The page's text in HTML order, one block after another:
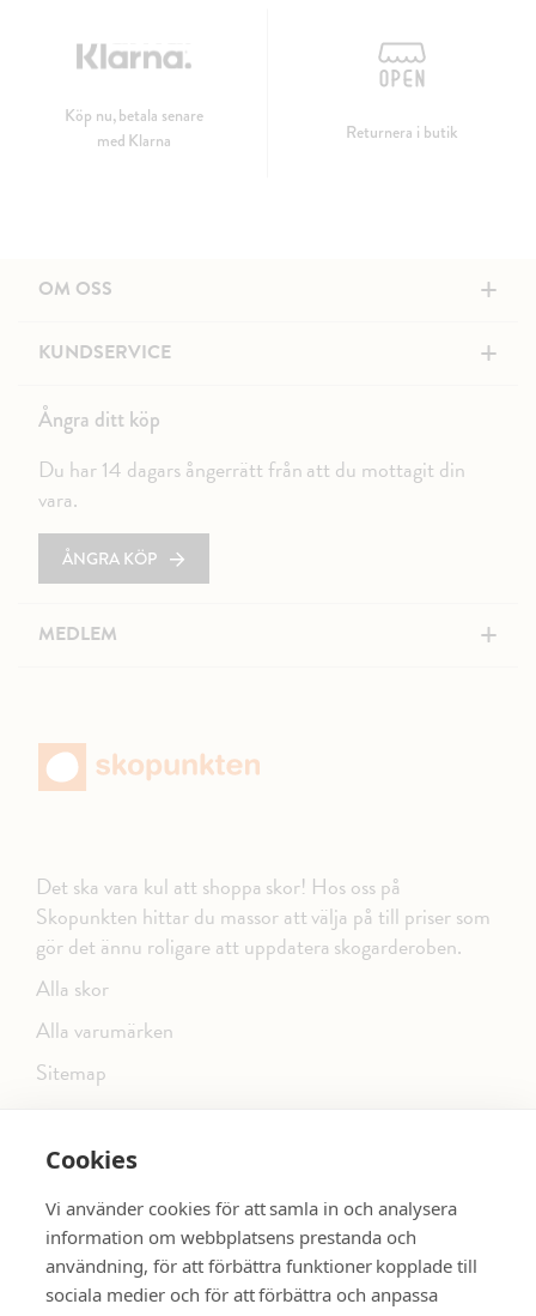
Cookies
Vi använder cookies för att samla in och analysera
information om webbplatsens prestanda och
användning, för att förbättra funktioner kopplade till
sociala medier och för att förbättra och anpassa
Köp nu, betala senare
med Klarna
Returnera i butik
OM OSS +
KUNDSERVICE +
Ångra ditt köp
Du har 14 dagars ångerrätt från att du mottagit din
vara.
ÅNGRA KÖP
MEDLEM +
Det ska vara kul att shoppa skor! Hos oss på
Skopunkten hittar du massor att välja på till priser som
gör det ännu roligare att uppdatera skogarderoben.
Alla skor
Alla varumärken
Sitemap
FÖLJ OSS PÅ SOCIALA MEDIER
SE MER SKOR: dinsko.se